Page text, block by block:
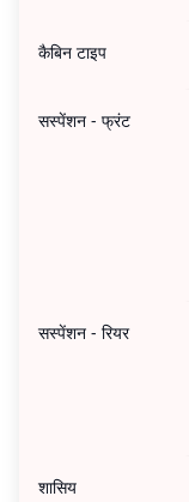
कैबिन टाइप
सस्पेंशन - फ्रंट
सस्पेंशन - रियर
शासिय